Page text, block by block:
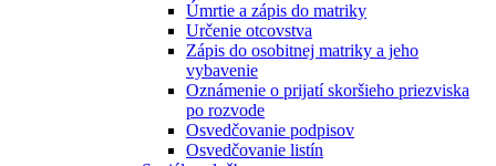
Úmrtie a zápis do matriky
Určenie otcovstva
Zápis do osobitnej matriky a jeho
vybavenie
Oznámenie o prijatí skoršieho priezviska
po rozvode
Osvedčovanie podpisov
Osvedčovanie listín